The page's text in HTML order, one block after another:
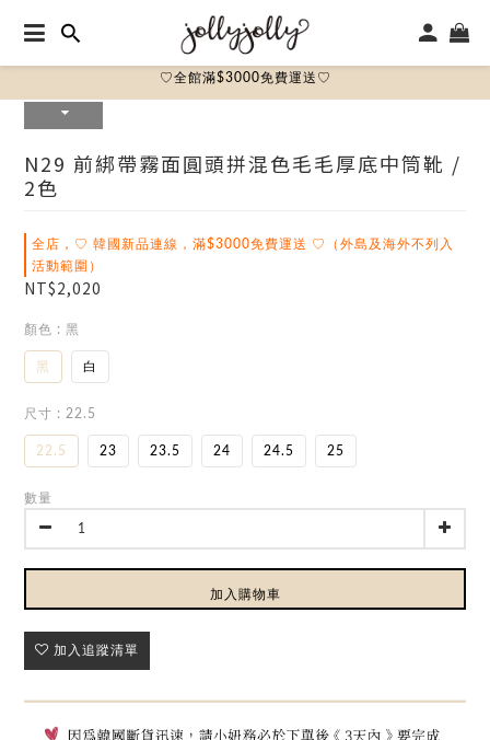
♡全館滿$3000免費運送♡
N29 前綁帶霧面圓頭拼混色毛毛厚底中筒靴 /
2色
全店，♡ 韓國新品連線，滿$3000免費運送 ♡（外島及海外不列入
活動範圍）
NT$2,020
顏色 : 黑
黑 白
尺寸 : 22.5
22.5 23 23.5 24 24.5 25
數量
加入購物車
加入追蹤清單